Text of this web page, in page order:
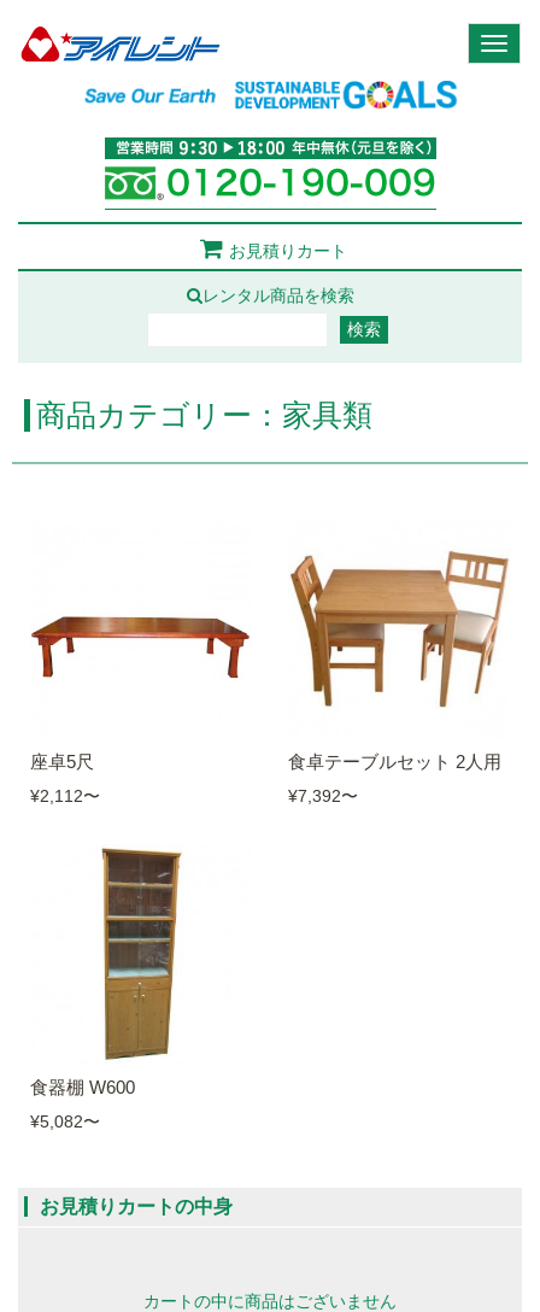
お見積りカート
レンタル商品を検索
商品カテゴリー：家具類
座卓5尺
¥2,112〜
食卓テーブルセット 2人用
¥7,392〜
食器棚 W600
¥5,082〜
お見積りカートの中身
カートの中に商品はございません